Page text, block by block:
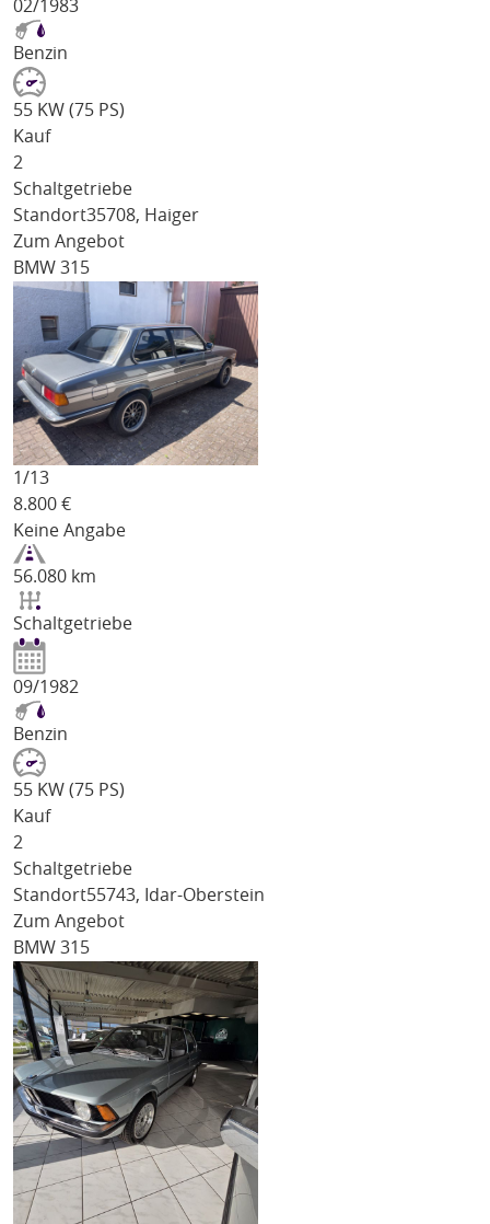
02/1983
Benzin
55 KW (75 PS)
Kauf
2
Schaltgetriebe
Standort35708, Haiger
Zum Angebot
BMW 315
1/13
8.800 €
Keine Angabe
56.080 km
Schaltgetriebe
09/1982
Benzin
55 KW (75 PS)
Kauf
2
Schaltgetriebe
Standort55743, Idar-Oberstein
Zum Angebot
BMW 315